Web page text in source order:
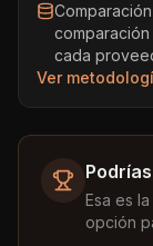
cada
Ver
Esa es
opción